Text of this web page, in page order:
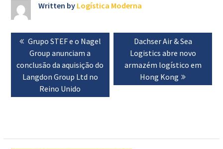
Written by Logística Moderna
Navegação
de
artigos
Previous
post:
Grupo STEF e o Nagel
Group anunciam a
conclusão da aquisição do
Langdon Group Ltd no
Reino Unido
Next
post:
Dachser Air & Sea
Logistics abre novo
armazém logístico em
Hong Kong